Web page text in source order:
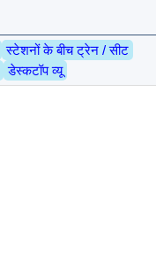
स्टेशनों के बीच ट्रेन / सीट
डेस्कटॉप व्यू